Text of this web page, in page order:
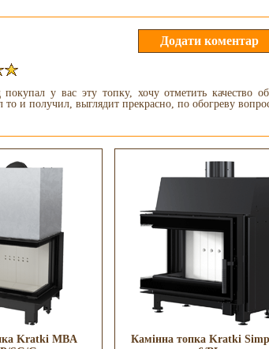
покупал у вас эту топку, хочу отметить качество
то и получил, выглядит прекрасно, по обогреву
Kratki MBA
Камінна топка Kratki